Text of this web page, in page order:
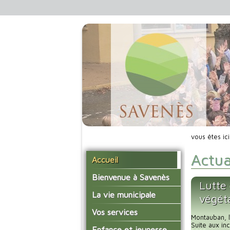
Accueil
Bienvenue à Savenès
Situer Savenès
Savenès en chiffre
L'histoire du village
La vie municipale
Vos élus
Les compte-rendus du
Vos services
La mairie
vous êtes
Lutte
Montauban,
Suite aux